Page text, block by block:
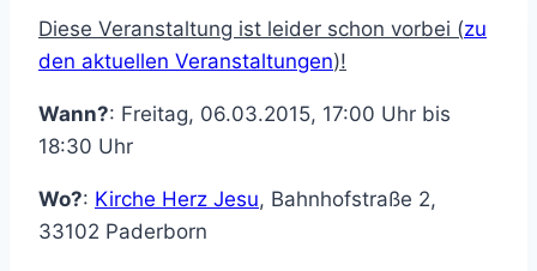
Diese Veranstaltung ist leider schon vorbei (zu
den aktuellen Veranstaltungen)!
Wann?: Freitag, 06.03.2015, 17:00 Uhr bis
18:30 Uhr
Wo?: Kirche Herz Jesu, Bahnhofstraße 2,
33102 Paderborn